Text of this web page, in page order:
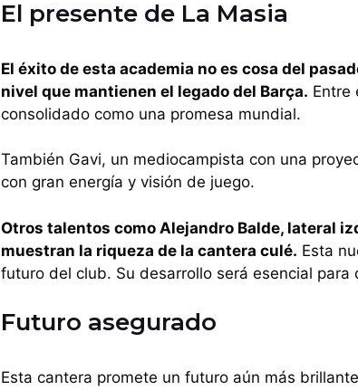
El presente de La Masia
El éxito de esta academia no es cosa del
nivel que mantienen el legado del Barça. Entre
consolidado como una promesa mundial.
También Gavi, un mediocampista con una
con gran energía y visión de juego.
Otros talentos como Alejandro Balde, lateral
muestran la riqueza de la cantera culé. Esta
futuro del club. Su desarrollo será esencial
Futuro asegurado
Esta cantera promete un futuro aún más